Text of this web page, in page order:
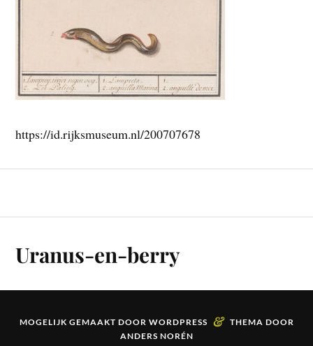
https://id.rijksmuseum.nl/200707678
Uranus-en-berry
MOGELIJK GEMAAKT DOOR WORDPRESS & THEMA DOOR
ANDERS NORÉN